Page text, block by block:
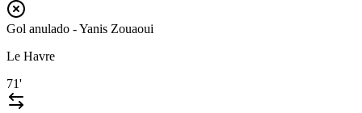
Gol anulado - Yanis Zouaoui
Le Havre
71'